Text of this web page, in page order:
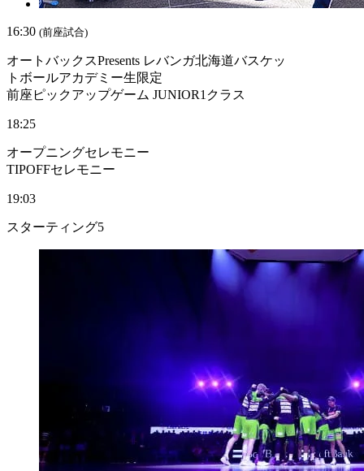
16:30 (前座試合)
オートバックスPresents レバンガ北海道バスケッ
トボールアカデミー生限定
前座ピックアップゲーム JUNIOR1クラス
18:25
オープニングセレモニー
TIPOFFセレモニー
19:03
スターティング5